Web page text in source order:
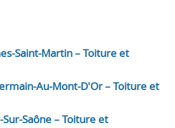
Saint-Martin – Toiture et
Au-Mont-D'Or – Toiture et
Saône – Toiture et